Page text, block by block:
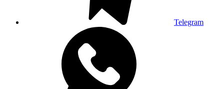
Telegram